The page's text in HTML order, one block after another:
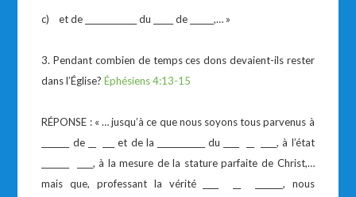
c) et de _____________ du _____ de ______,… »
3. Pendant combien de temps ces dons devaient-ils rester
dans l’Église?Éphésiens 4:13-15
RÉPONSE : « … jusqu’à ce que nous soyons tous parvenus à
_______ de __ ___ et de la ____________ du ____ __ ____, à l’état
_______ ____, à la mesure de la stature parfaite de Christ,…
mais que, professant la vérité ____ __ _______, nous